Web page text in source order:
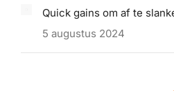
Quick gains om af te
5 augustus 2024